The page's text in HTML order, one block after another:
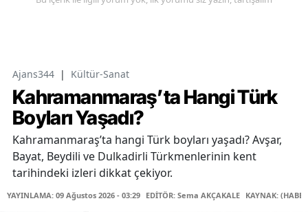
Ajans344 | Kültür-Sanat
Kahramanmaraş’ta Hangi Türk
Boyları Yaşadı?
Kahramanmaraş’ta hangi Türk boyları yaşadı? Avşar,
Bayat, Beydili ve Dulkadirli Türkmenlerinin kent
tarihindeki izleri dikkat çekiyor.
YAYINLAMA: 09 Ağustos 2026 - 03:29 EDİTÖR: Sema AKÇAKALE KAYNAK: